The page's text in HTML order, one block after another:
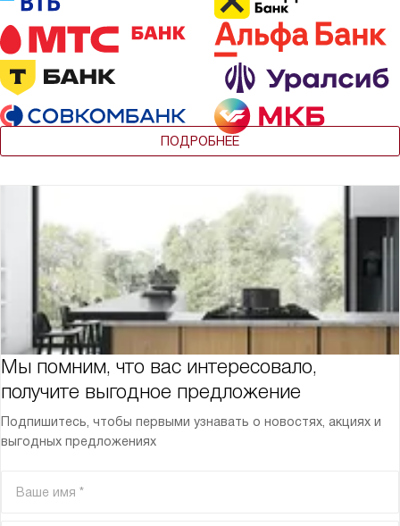
ПОДРОБНЕЕ
Мы помним, что вас интересовало,
получите выгодное предложение
Подпишитесь, чтобы первыми узнавать о новостях, акциях и
выгодных предложениях